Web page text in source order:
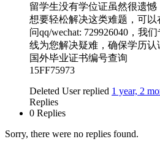
留学生没有学位证虽然很遗憾
想要轻松解决这类难题，可
问qq/wechat: 729926040，我
线为您解决疑难，确保学历认
国外毕业证书编号查询
15FF75973
Deleted User replied 1 year, 2
Replies
0 Replies
Sorry, there were no replies found.